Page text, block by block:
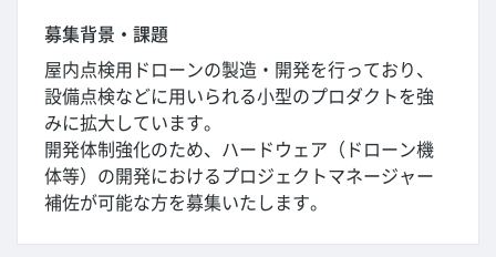
募集背景・課題
屋内点検用ドローンの製造・開発を行っており、
設備点検などに用いられる小型のプロダクトを強
みに拡大しています。
開発体制強化のため、ハードウェア（ドローン機
体等）の開発におけるプロジェクトマネージャー
補佐が可能な方を募集いたします。